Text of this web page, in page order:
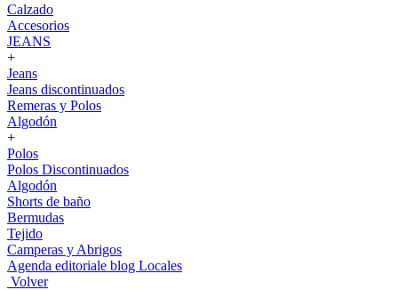
Calzado
Accesorios
JEANS
+
Jeans
Jeans discontinuados
Remeras y Polos
Algodón
+
Polos
Polos Discontinuados
Algodón
Shorts de baño
Bermudas
Tejido
Camperas y Abrigos
Agenda editoriale blog Locales
Volver